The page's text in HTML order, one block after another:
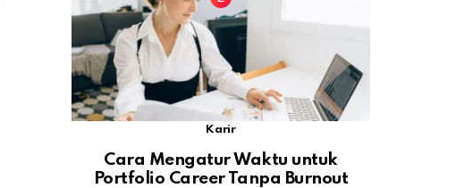
Karir
Cara Mengatur Waktu untuk
Portfolio Career Tanpa Burnout